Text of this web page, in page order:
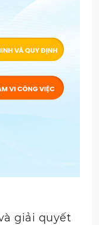
giải quyết